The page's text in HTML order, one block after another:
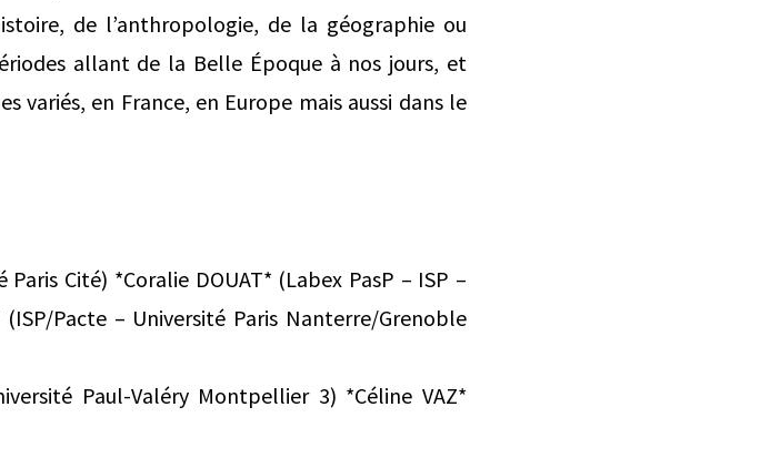
de l’anthropologie, de la géographie ou
allant de la Belle Époque à nos jours, et
variés, en France, en Europe mais aussi dans le
Cité) *Coralie DOUAT* (Labex PasP – ISP –
Pacte – Université Paris Nanterre/Grenoble
Paul-Valéry Montpellier 3) *Céline VAZ*